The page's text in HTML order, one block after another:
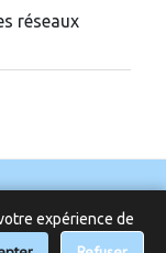
réseaux
expérience de